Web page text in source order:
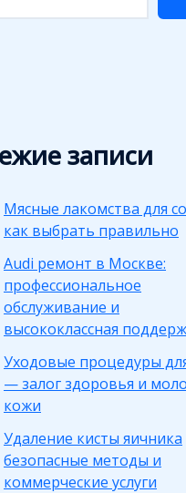
записи
Мясные лакомства для
как выбрать правильно
Audi ремонт в Москве:
профессиональное
обслуживание и
высококлассная
Уходовые процедуры
— залог здоровья и
кожи
Удаление кисты яичника
безопасные методы и
коммерческие услуги